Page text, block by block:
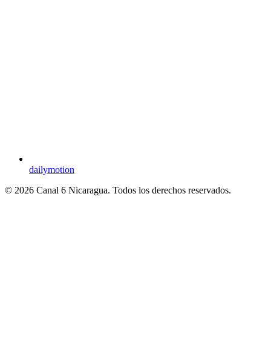
dailymotion
© 2026 Canal 6 Nicaragua. Todos los derechos reservados.